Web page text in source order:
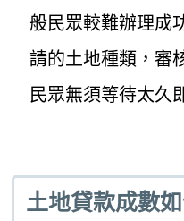
般民眾較難辦理成
請的土地種類，審
民眾無須等待太久
土地貸款成數